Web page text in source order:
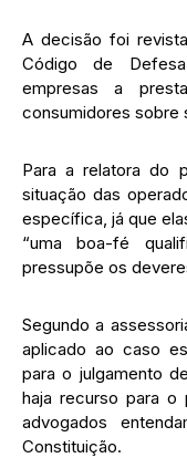
A decisão foi
Código de
empresas a
consumidores sobre
Para a relatora do
situação das
específica, já que
“uma boa-fé
pressupõe os
Segundo a
aplicado ao caso
para o julgamento
haja recurso para o
advogados
Constituição.